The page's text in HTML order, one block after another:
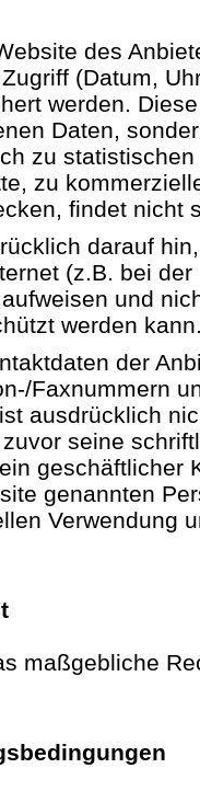
des
(Datum,
werden.
Daten,
zu
zu
findet nicht
darauf
(z.B. bei
und
werden
der
Faxnummern
ausdrücklich
seine
geschäftlicher
genannten
Verwendung
maßgebliche